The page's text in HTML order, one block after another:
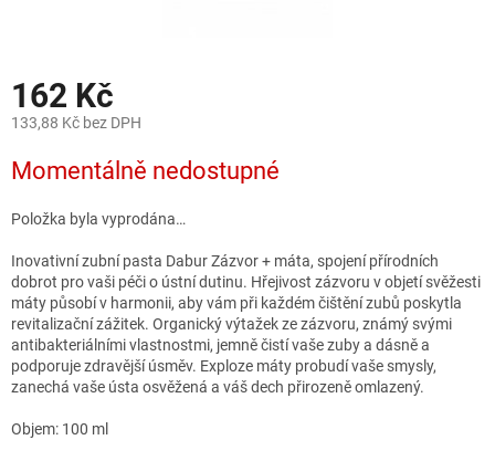
162 Kč
133,88 Kč bez DPH
cena:
Momentálně nedostupné
Položka byla vyprodána…
Inovativní zubní pasta Dabur Zázvor + máta, spojení přírodních
dobrot pro vaši péči o ústní dutinu. Hřejivost zázvoru v objetí svěžesti
máty působí v harmonii, aby vám při každém čištění zubů poskytla
revitalizační zážitek. Organický výtažek ze zázvoru, známý svými
antibakteriálními vlastnostmi, jemně čistí vaše zuby a dásně a
podporuje zdravější úsměv. Exploze máty probudí vaše smysly,
zanechá vaše ústa osvěžená a váš dech přirozeně omlazený.
Objem: 100 ml